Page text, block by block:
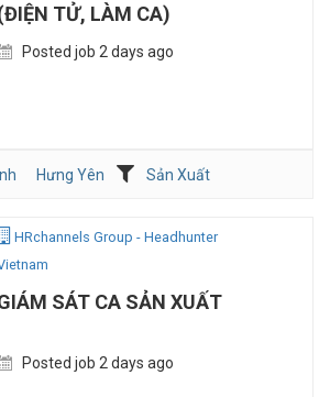
TỬ, LÀM CA)
Posted job 2 days ago
Hưng Yên
Sản Xuất
HRchannels Group - Headhunter
SÁT CA SẢN XUẤT
Posted job 2 days ago